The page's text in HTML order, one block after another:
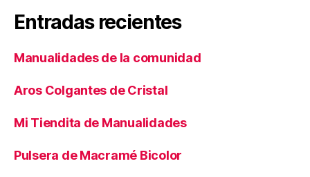
Entradas recientes
Manualidades de la comunidad
Aros Colgantes de Cristal
Mi Tiendita de Manualidades
Pulsera de Macramé Bicolor